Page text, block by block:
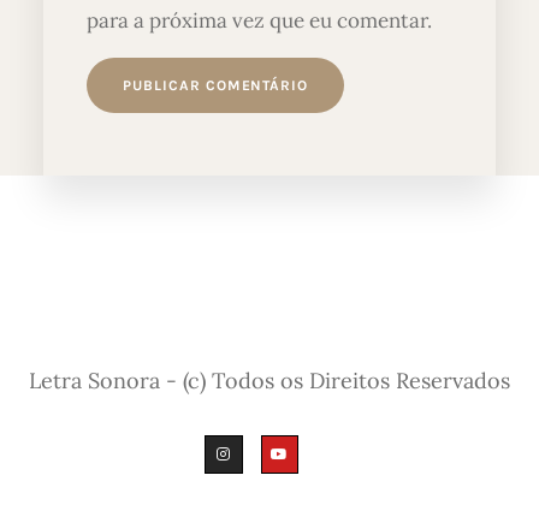
para a próxima vez que eu comentar.
Letra Sonora - (c) Todos os Direitos Reservados